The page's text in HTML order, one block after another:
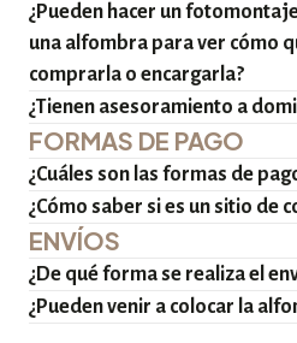
¿Pueden hacer un
una alfombra para ver cómo
comprarla o encargarla?
¿Tienen asesoramiento a
FORMAS DE PAGO
¿Cuáles son las formas de
¿Cómo saber si es un sitio de
ENVÍOS
¿De qué forma se realiza el
¿Pueden venir a colocar la